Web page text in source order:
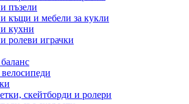
пъзели
къщи и мебели за кукли
кухни
ролеви играчки
скейтборди и ролери